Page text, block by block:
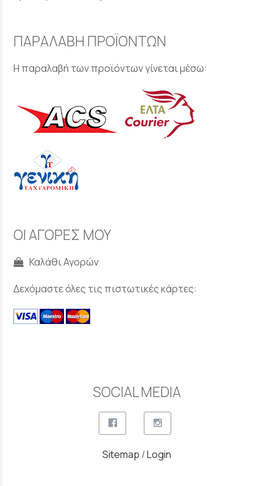
ΠΑΡΑΛΑΒΗ ΠΡΟΪΟΝΤΩΝ
Η παραλαβή των προϊόντων γίνεται μέσω:
ΟΙ ΑΓΟΡΕΣ ΜΟΥ
Καλάθι Αγορών
Δεχόμαστε όλες τις πιστωτικές κάρτες:
SOCIAL MEDIA
Sitemap /Login